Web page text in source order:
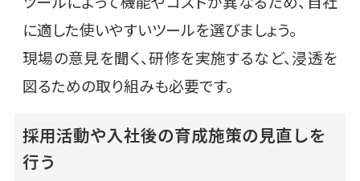
に適した使いやすいツールを選びましょう。
現場の意見を聞く、研修を実施するなど、浸透を
図るための取り組みも必要です。
採用活動や入社後の育成施策の見直しを
行う